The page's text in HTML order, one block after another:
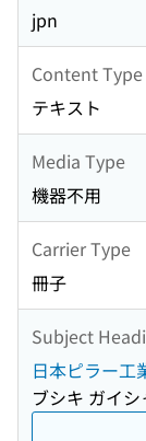
jpn
Content Type
テキスト
Media Type
機器不用
Carrier Type
冊子
Subject
日本ピラー工
ブシキ ガイシ